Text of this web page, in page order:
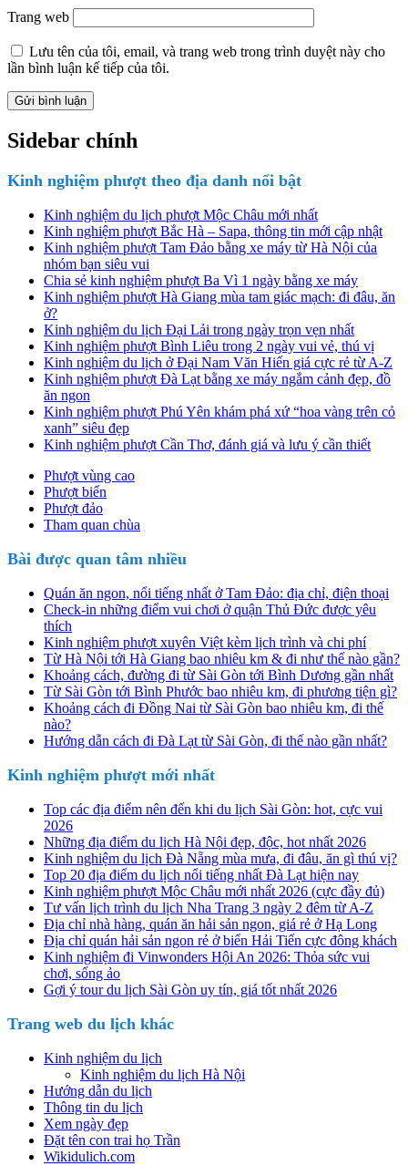
Trang web
Lưu tên của tôi, email, và trang web trong trình duyệt này cho
lần bình luận kế tiếp của tôi.
Sidebar chính
Kinh nghiệm phượt theo địa danh nổi bật
Kinh nghiệm du lịch phượt Mộc Châu mới nhất
Kinh nghiệm phượt Bắc Hà – Sapa, thông tin mới cập nhật
Kinh nghiệm phượt Tam Đảo bằng xe máy từ Hà Nội của
nhóm bạn siêu vui
Chia sẻ kinh nghiệm phượt Ba Vì 1 ngày bằng xe máy
Kinh nghiệm phượt Hà Giang mùa tam giác mạch: đi đâu, ăn
ở?
Kinh nghiệm du lịch Đại Lải trong ngày trọn vẹn nhất
Kinh nghiệm phượt Bình Liêu trong 2 ngày vui vẻ, thú vị
Kinh nghiệm du lịch ở Đại Nam Văn Hiến giá cực rẻ từ A-Z
Kinh nghiệm phượt Đà Lạt bằng xe máy ngắm cảnh đẹp, đồ
ăn ngon
Kinh nghiệm phượt Phú Yên khám phá xứ “hoa vàng trên cỏ
xanh” siêu đẹp
Kinh nghiệm phượt Cần Thơ, đánh giá và lưu ý cần thiết
Phượt vùng cao
Phượt biển
Phượt đảo
Tham quan chùa
Bài được quan tâm nhiều
Quán ăn ngon, nổi tiếng nhất ở Tam Đảo: địa chỉ, điện thoại
Check-in những điểm vui chơi ở quận Thủ Đức được yêu
thích
Kinh nghiệm phượt xuyên Việt kèm lịch trình và chi phí
Từ Hà Nội tới Hà Giang bao nhiêu km & đi như thế nào gần?
Khoảng cách, đường đi từ Sài Gòn tới Bình Dương gần nhất
Từ Sài Gòn tới Bình Phước bao nhiêu km, đi phương tiện gì?
Khoảng cách đi Đồng Nai từ Sài Gòn bao nhiêu km, đi thế
nào?
Hướng dẫn cách đi Đà Lạt từ Sài Gòn, đi thế nào gần nhất?
Kinh nghiệm phượt mới nhất
Top các địa điểm nên đến khi du lịch Sài Gòn: hot, cực vui
2026
Những địa điểm du lịch Hà Nội đẹp, độc, hot nhất 2026
Kinh nghiệm du lịch Đà Nẵng mùa mưa, đi đâu, ăn gì thú vị?
Top 20 địa điểm du lịch nổi tiếng nhất Đà Lạt hiện nay
Kinh nghiệm phượt Mộc Châu mới nhất 2026 (cực đầy đủ)
Tư vấn lịch trình du lịch Nha Trang 3 ngày 2 đêm từ A-Z
Địa chỉ nhà hàng, quán ăn hải sản ngon, giá rẻ ở Hạ Long
Địa chỉ quán hải sản ngon rẻ ở biển Hải Tiến cực đông khách
Kinh nghiệm đi Vinwonders Hội An 2026: Thỏa sức vui
chơi, sống ảo
Gợi ý tour du lịch Sài Gòn uy tín, giá tốt nhất 2026
Trang web du lịch khác
Kinh nghiệm du lịch
Kinh nghiệm du lịch Hà Nội
Hướng dẫn du lịch
Thông tin du lịch
Xem ngày đẹp
Đặt tên con trai họ Trần
Wikidulich.com